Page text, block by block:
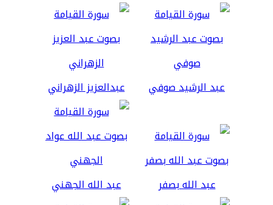
عبد الرشيد صوفي عبدالعزيز الزهراني
عبد الله بصفر عبد الله الجهني